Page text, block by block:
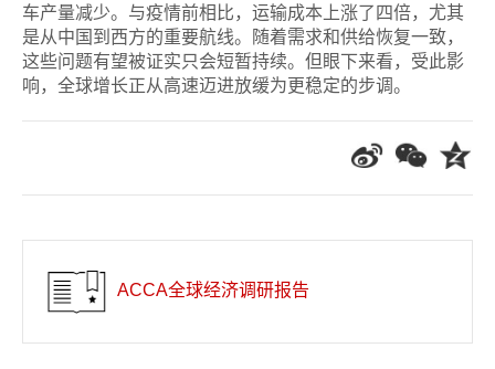
车产量减少。与疫情前相比，运输成本上涨了四倍，尤其
是从中国到西方的重要航线。随着需求和供给恢复一致，
这些问题有望被证实只会短暂持续。但眼下来看，受此影
响，全球增长正从高速迈进放缓为更稳定的步调。
ACCA全球经济调研报告